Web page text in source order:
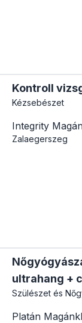
Kontroll
Kézsebészet
Integrity
Zalaegerszeg
ultrahang +
Szülészet és
Platán